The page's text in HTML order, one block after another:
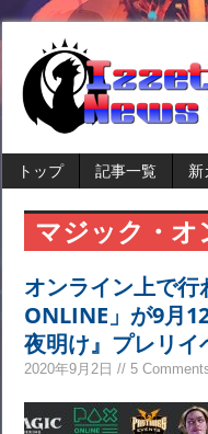
トップ 記事一覧 新
マジック・オ
オンライン上で
ONLINE」が9月
夜明け』プレリイ
2020年9月2日 // 5